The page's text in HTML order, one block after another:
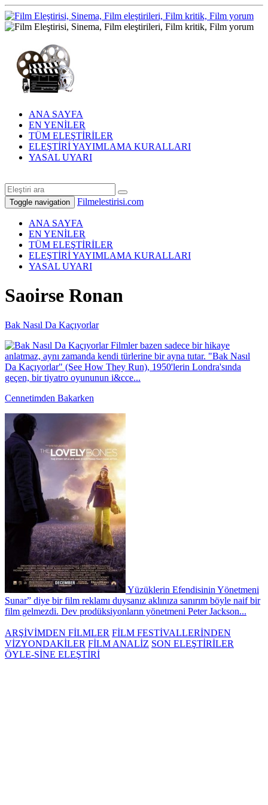
ANA SAYFA
EN YENİLER
TÜM ELEŞTİRİLER
ELEŞTİRİ YAYIMLAMA KURALLARI
YASAL UYARI
Toggle navigation Filmelestirisi.com
ANA SAYFA
EN YENİLER
TÜM ELEŞTİRİLER
ELEŞTİRİ YAYIMLAMA KURALLARI
YASAL UYARI
Saoirse Ronan
Bak Nasıl Da Kaçıyorlar
Filmler bazen sadece bir hikaye
anlatmaz, aynı zamanda kendi türlerine bir ayna tutar. "Bak Nasıl
Da Kaçıyorlar" (See How They Run), 1950'lerin Londra'sında
geçen, bir tiyatro oyununun i&cce...
Cennetimden Bakarken
Yüzüklerin Efendisinin Yönetmeni
Sunar” diye bir film reklamı duysanız aklınıza sanırım böyle naif bir
film gelmezdi. Dev prodüksiyonların yönetmeni Peter Jackson...
ARŞİVİMDEN FİLMLER FİLM FESTİVALLERİNDEN
VİZYONDAKİLER FİLM ANALİZ SON ELEŞTİRİLER
ÖYLE-SİNE ELEŞTİRİ